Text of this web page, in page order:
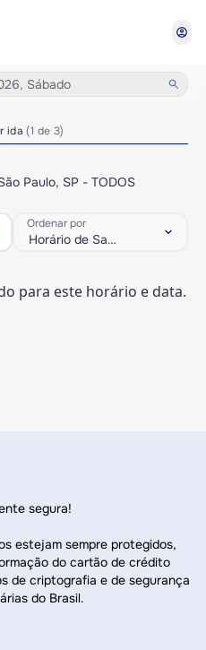
account_circle
Sábado search
ida(1 de 3)
Paulo, SP - TODOS
Ordenar por
Horário de Saída keyboard_arrow_down
para este horário e data.
segura!
estejam sempre protegidos,
do cartão de crédito
de criptografia e de segurança
do Brasil.